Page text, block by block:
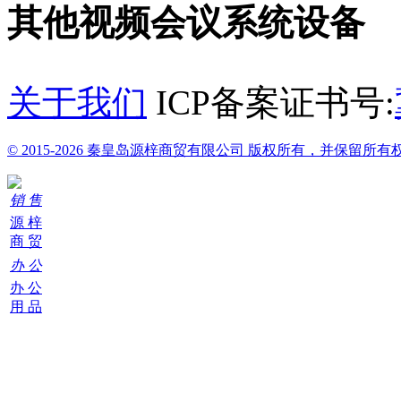
其他视频会议系统设备
关于我们 ICP备案证书号:
© 2015-2026 秦皇岛源梓商贸有限公司 版权所有，并保留所有
销 售
源 梓
商 贸
办 公
办 公
用 品